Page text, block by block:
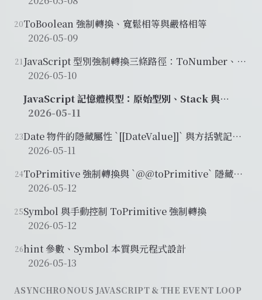
20ToBoolean 強制轉換、寬鬆相等與嚴格相等
2026-05-09
21 JavaScript 型別強制轉換三條路徑：ToNumber、
ToString、ToBoolean
2026-05-10
JavaScript 記憶體模型：原始型別、Stack 與
Heap、物件參考比較
2026-05-11
23Date 物件的隱藏屬性 `[[DateValue]]` 與方括號記法
動態存取
2026-05-11
24ToPrimitive 強制轉換與 `@@toPrimitive` 隱藏屬
性
2026-05-12
25Symbol 與手動控制 ToPrimitive 強制轉換
2026-05-12
26hint 參數、Symbol 本質與元程式設計
2026-05-13
ASYNCHRONOUS JAVASCRIPT & THE EVENT LOOP